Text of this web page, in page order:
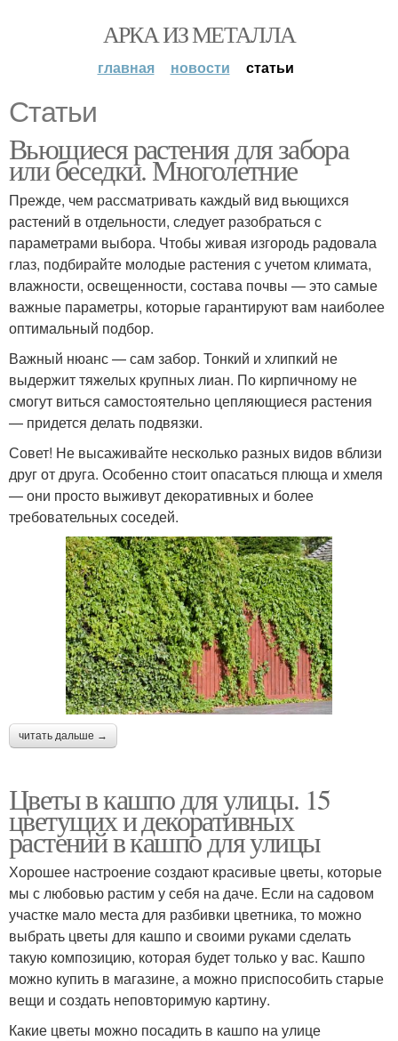
АРКА ИЗ МЕТАЛЛА
главная новости статьи
Статьи
Вьющиеся растения для забора
или беседки. Многолетние
Прежде, чем рассматривать каждый вид вьющихся
растений в отдельности, следует разобраться с
параметрами выбора. Чтобы живая изгородь радовала
глаз, подбирайте молодые растения с учетом климата,
влажности, освещенности, состава почвы — это самые
важные параметры, которые гарантируют вам наиболее
оптимальный подбор.
Важный нюанс — сам забор. Тонкий и хлипкий не
выдержит тяжелых крупных лиан. По кирпичному не
смогут виться самостоятельно цепляющиеся растения
— придется делать подвязки.
Совет! Не высаживайте несколько разных видов вблизи
друг от друга. Особенно стоит опасаться плюща и хмеля
— они просто выживут декоративных и более
требовательных соседей.
читать дальше →
Цветы в кашпо для улицы. 15
цветущих и декоративных
растений в кашпо для улицы
Хорошее настроение создают красивые цветы, которые
мы с любовью растим у себя на даче. Если на садовом
участке мало места для разбивки цветника, то можно
выбрать цветы для кашпо и своими руками сделать
такую композицию, которая будет только у вас. Кашпо
можно купить в магазине, а можно приспособить старые
вещи и создать неповторимую картину.
Какие цветы можно посадить в кашпо на улице